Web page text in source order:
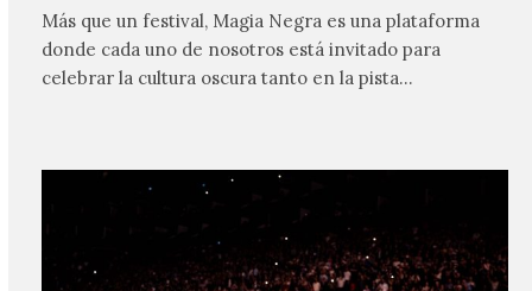
Más que un festival, Magia Negra es una plataforma
donde cada uno de nosotros está invitado para
celebrar la cultura oscura tanto en la pista…